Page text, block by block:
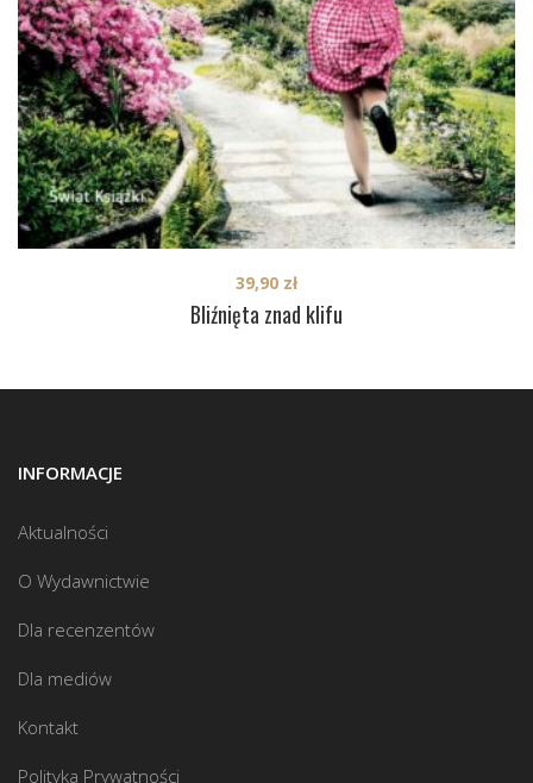
Bliźnięta znad klifu
39,90 zł
INFORMACJE
Aktualności
O Wydawnictwie
Dla recenzentów
Dla mediów
Kontakt
Polityka Prywatności